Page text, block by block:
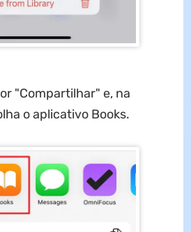
"Compartilhar" e, na
o aplicativo Books.